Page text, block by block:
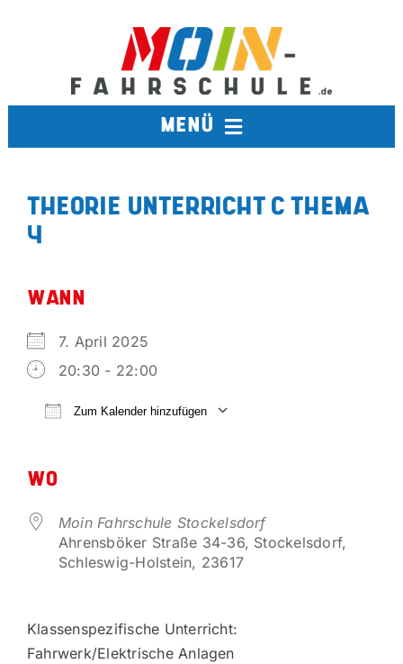
MENÜ
AUSBILDUNGSFAHRSCHULE
VORTEILSPARTNER
THEORIE UNTERRICHT C THEMA
4
WANN
7. April 2025
20:30 - 22:00
Zum Kalender hinzufügen
WO
Moin Fahrschule Stockelsdorf
Ahrensböker Straße 34-36, Stockelsdorf,
Schleswig-Holstein, 23617
Klassenspezifische Unterricht:
Fahrwerk/Elektrische Anlagen